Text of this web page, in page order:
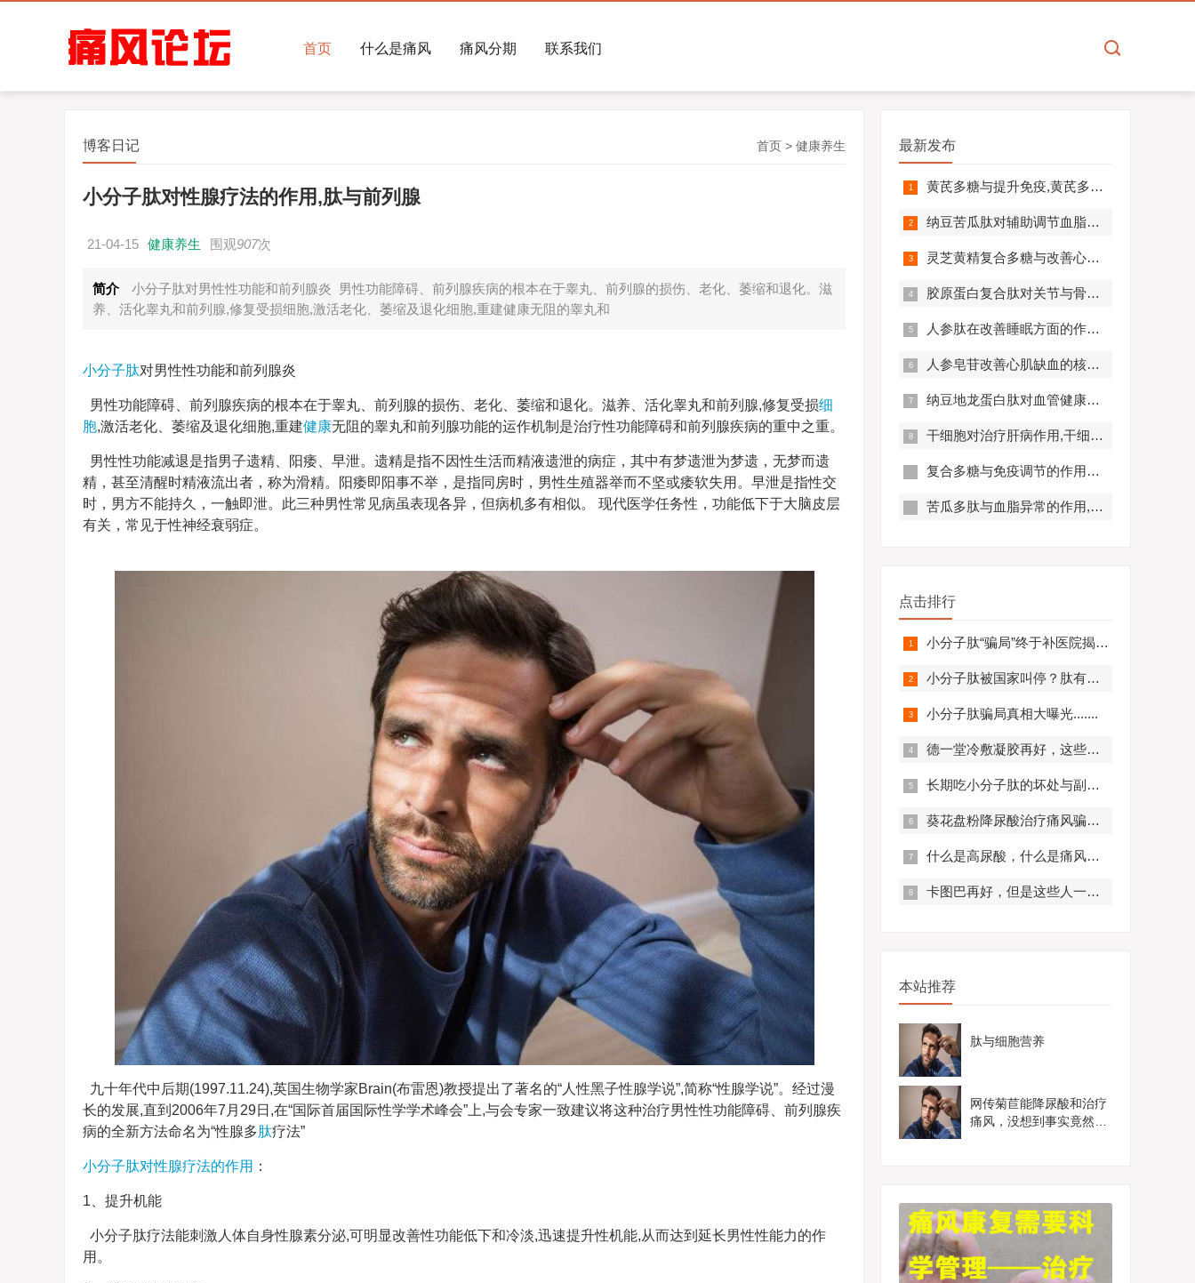
首页 什么是痛风 痛风分期 联系我们
首页 > 健康养生
博客日记
小分子肽对性腺疗法的作用,肽与前列腺
21-04-15 健康养生 围观907次
简介
小分子肽对男性性功能和前列腺炎 男性功能障碍、前列腺疾病的根本在于睾丸、前列腺的损伤、老化、萎缩和退化。滋
养、活化睾丸和前列腺,修复受损细胞,激活老化、萎缩及退化细胞,重建健康无阻的睾丸和
小分子肽对男性性功能和前列腺炎
男性功能障碍、前列腺疾病的根本在于睾丸、前列腺的损伤、老化、萎缩和退化。滋养、活化睾丸和前列腺,修复受损细
胞,激活老化、萎缩及退化细胞,重建健康无阻的睾丸和前列腺功能的运作机制是治疗性功能障碍和前列腺疾病的重中之重。
男性性功能减退是指男子遗精、阳痿、早泄。遗精是指不因性生活而精液遗泄的病症，其中有梦遗泄为梦遗，无梦而遗
精，甚至清醒时精液流出者，称为滑精。阳痿即阳事不举，是指同房时，男性生殖器举而不坚或痿软失用。早泄是指性交
时，男方不能持久，一触即泄。此三种男性常见病虽表现各异，但病机多有相似。 现代医学任务性，功能低下于大脑皮层
有关，常见于性神经衰弱症。
九十年代中后期(1997.11.24),英国生物学家Brain(布雷恩)教授提出了著名的“人性黑子性腺学说”,简称“性腺学说”。经过漫
长的发展,直到2006年7月29日,在“国际首届国际性学学术峰会”上,与会专家一致建议将这种治疗男性性功能障碍、前列腺疾
病的全新方法命名为“性腺多肽疗法”
小分子肽对性腺疗法的作用 ：
1、提升机能
小分子肽疗法能刺激人体自身性腺素分泌,可明显改善性功能低下和冷淡,迅速提升性机能,从而达到延长男性性能力的作
用。
最新发布
黄芪多糖与提升免疫,黄芪多糖对免疫相关疾病营养干预价值分析！
纳豆苦瓜肽对辅助调节血脂血压的作用机制,应用效果如何？
灵芝黄精复合多糖与改善心肺功能的机制及临床应用分析
胶原蛋白复合肽对关节与骨骼的作用,胶原蛋白复合肽效果怎么样?
人参肽在改善睡眠方面的作用机制及应用分析
人参皂苷改善心肌缺血的核心机制,应用效果怎么样？
纳豆地龙蛋白肽对血管健康的好处,纳豆地龙蛋白肽对预防心脑血管疾病有帮助吗？
干细胞对治疗肝病作用,干细胞对肝硬化有作用吗?
复合多糖与免疫调节的作用原理及优势分析
苦瓜多肽与血脂异常的作用,苦瓜多肽调节脂代谢效果好吗？
点击排行
小分子肽“骗局”终于补医院揭开，结果太可怕.........
小分子肽被国家叫停？肽有副作用？必看！
小分子肽骗局真相大曝光.......
德一堂冷敷凝胶再好，这些人一定不要用！还有些人必须..........
长期吃小分子肽的坏处与副作用，肽与蛋白质的区别
葵花盘粉降尿酸治疗痛风骗局？真实曝光，赶紧来看！
什么是高尿酸，什么是痛风？痛风有什么症状？
卡图巴再好，但是这些人一定不要服用！
本站推荐
肽与细胞营养
网传菊苣能降尿酸和治疗
痛风，没想到事实竟然是